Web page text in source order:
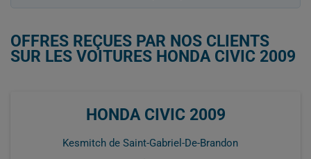
OFFRES REÇUES PAR NOS CLIENTS
SUR LES VOITURES HONDA CIVIC 2009
HONDA CIVIC 2009
Kesmitch de Saint-Gabriel-De-Brandon